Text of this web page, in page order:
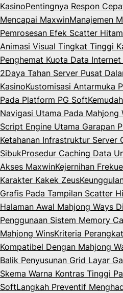
KasinoPentingnya Respon
Mencapai MaxwinManajemen
Pemrosesan Efek Scatter Hitam
Animasi Visual Tingkat Tinggi
Penghemat Kuota Data
2Daya Tahan Server Pusat
KasinoKustomisasi Antarmuka
Pada Platform PG Soft
Navigasi Utama Pada Mahjong
Script Engine Utama Garapan
Ketahanan Infrastruktur Server
SibukProsedur Caching Data
Akses MaxwinKejernihan
Karakter Kakek Zeus
Grafis Pada Tampilan Scatter
Halaman Awal Mahjong Ways
Penggunaan Sistem Memory
Mahjong WinsKriteria
Kompatibel Dengan Mahjong
Balik Penyusunan Grid Layar
Skema Warna Kontras Tinggi
SoftLangkah Preventif